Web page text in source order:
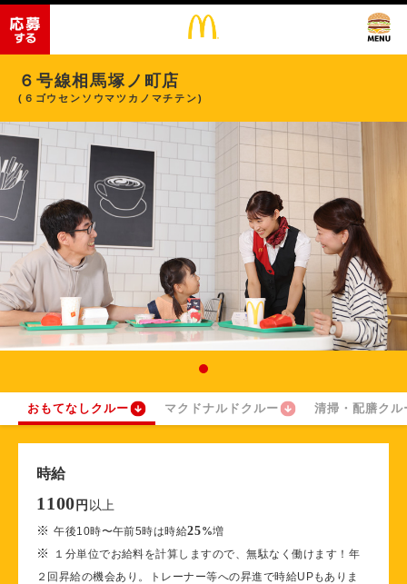
６号線相馬塚ノ町店
(６ゴウセンソウマツカノマチテン)
おもてなしクルー マクドナルドクルー 清掃・配膳クル
時給
1100 円 以上
※午後10時〜午前5時は時給25%増
※
１分単位でお給料を計算しますので、無駄なく働けます！年
２回昇給の機会あり。トレーナー等への昇進で時給UPもありま